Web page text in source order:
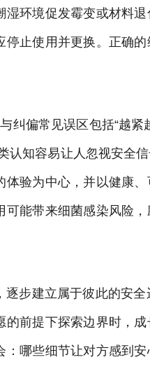
湿环境促发霉变或材料
停止使用并更换。正确
纠偏常见误区包括“越紧
认知容易让人忽视安全
体验为中心，并以健康
可能带来细菌感染风险
逐步建立属于彼此的安
的前提下探索边界时，
：哪些细节让对方感到